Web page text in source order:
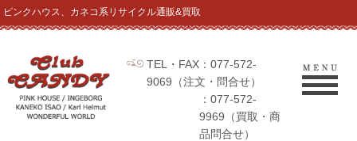
ピンクハウス、カネコ系リサイクル通販&買取
TEL・FAX：077-572-
9069（注文・問合せ）
：077-572-
9969（買取・商
品問合せ）